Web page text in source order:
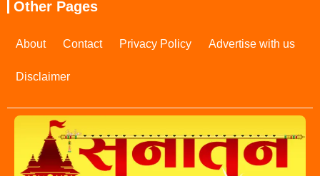
Other Pages
About Contact Privacy Policy Advertise with us
Disclaimer